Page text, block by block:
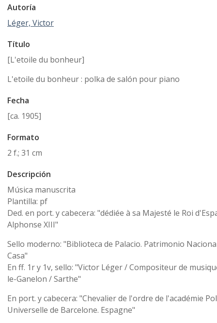
Autoría
Léger, Victor
Título
[L'etoile du bonheur]
L'etoile du bonheur : polka de salón pour piano
Fecha
[ca. 1905]
Formato
2 f.; 31 cm
Descripción
Música manuscrita
Plantilla: pf
Ded. en port. y cabecera: "dédiée à sa Majesté le Roi
Alphonse XIII"
Sello moderno: "Biblioteca de Palacio. Patrimonio
Casa"
En ff. 1r y 1v, sello: "Victor Léger / Compositeur de
le-Ganelon / Sarthe"
En port. y cabecera: "Chevalier de l'ordre de l'académie
Universelle de Barcelone. Espagne"